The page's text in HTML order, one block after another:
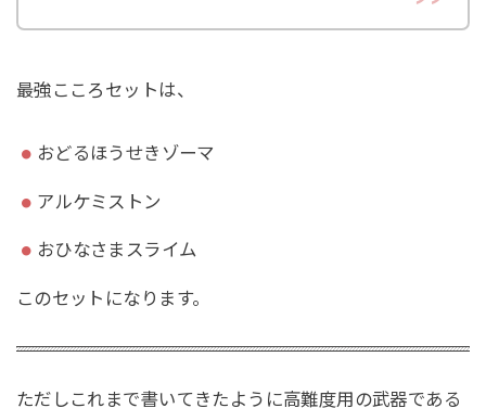
最強こころセットは、
おどるほうせきゾーマ
アルケミストン
おひなさまスライム
このセットになります。
ただしこれまで書いてきたように高難度用の武器である